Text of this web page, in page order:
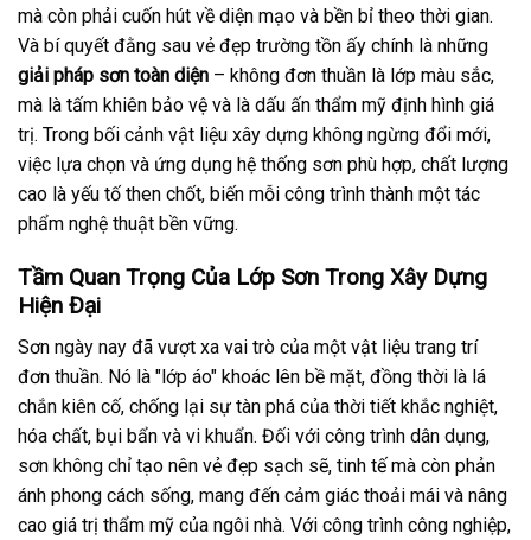
mà còn phải cuốn hút về diện mạo và bền bỉ theo thời gian.
Và bí quyết đằng sau vẻ đẹp trường tồn ấy chính là những
giải pháp sơn toàn diện – không đơn thuần là lớp màu sắc,
mà là tấm khiên bảo vệ và là dấu ấn thẩm mỹ định hình giá
trị. Trong bối cảnh vật liệu xây dựng không ngừng đổi mới,
việc lựa chọn và ứng dụng hệ thống sơn phù hợp, chất lượng
cao là yếu tố then chốt, biến mỗi công trình thành một tác
phẩm nghệ thuật bền vững.
Tầm Quan Trọng Của Lớp Sơn Trong Xây Dựng
Hiện Đại
Sơn ngày nay đã vượt xa vai trò của một vật liệu trang trí
đơn thuần. Nó là "lớp áo" khoác lên bề mặt, đồng thời là lá
chắn kiên cố, chống lại sự tàn phá của thời tiết khắc nghiệt,
hóa chất, bụi bẩn và vi khuẩn. Đối với công trình dân dụng,
sơn không chỉ tạo nên vẻ đẹp sạch sẽ, tinh tế mà còn phản
ánh phong cách sống, mang đến cảm giác thoải mái và nâng
cao giá trị thẩm mỹ của ngôi nhà. Với công trình công nghiệp,